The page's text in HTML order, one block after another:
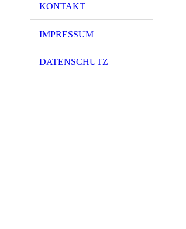
KONTAKT
IMPRESSUM
DATENSCHUTZ